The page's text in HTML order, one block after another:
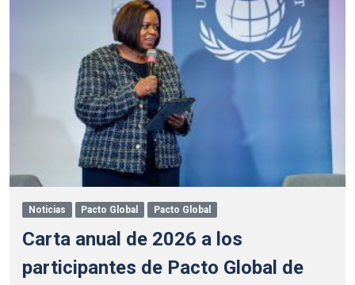
Noticias Pacto Global Pacto Global
Carta anual de 2026 a los
participantes de Pacto Global de